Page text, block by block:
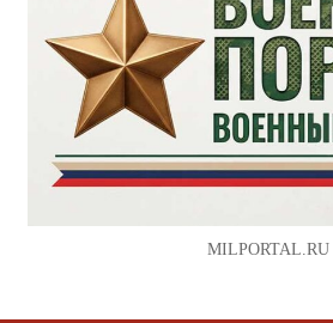
MILPORTAL.RU